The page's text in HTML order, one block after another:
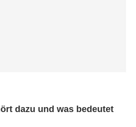
dazu und was bedeutet